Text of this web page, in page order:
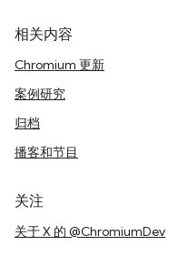
相关内容
Chromium 更新
案例研究
归档
播客和节目
关注
关于 X 的 @ChromiumDev